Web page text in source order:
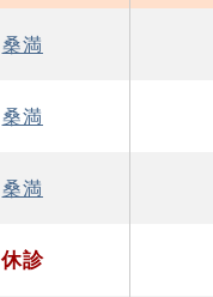
桑満
桑満
桑満
休診